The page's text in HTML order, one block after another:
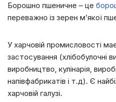
Борошно пшеничне – це
переважно із зерен м’якої
У харчовій промисловості
застосування (хлібобулочні
виробництво, кулінарія,
напівфабрикатів і т.д). Є
харчовій галузі.